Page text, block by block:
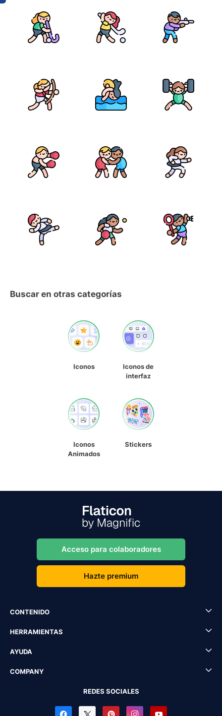
Buscar en otras categorías
Iconos
Iconos de
interfaz
Iconos
Animados
Stickers
Acceso para colaboradores
Hazte premium
CONTENIDO
HERRAMIENTAS
AYUDA
COMPANY
REDES SOCIALES